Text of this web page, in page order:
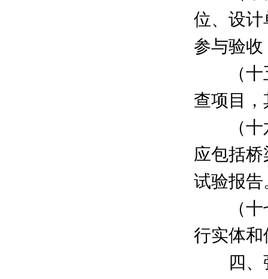
位、设
参与验
（十五
查项目
（十六
应包括
试验报告
（十七
行实体
四、强